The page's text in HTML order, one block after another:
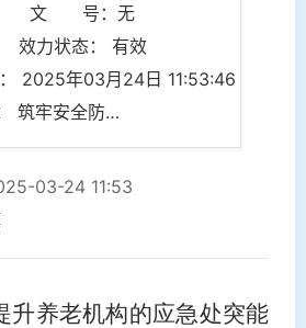
文 号：无
效力状态： 有效
2025年03月24日 11:53:46
名 称： 筑牢安全防线 守护最美夕阳
03-24 11:53
升养老机构的应急处突能